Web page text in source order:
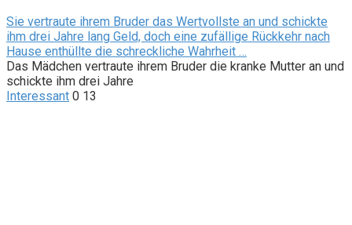
Sie vertraute ihrem Bruder das Wertvollste an und schickte
ihm drei Jahre lang Geld, doch eine zufällige Rückkehr nach
Hause enthüllte die schreckliche Wahrheit …
Das Mädchen vertraute ihrem Bruder die kranke Mutter an und
schickte ihm drei Jahre
Interessant 0 13